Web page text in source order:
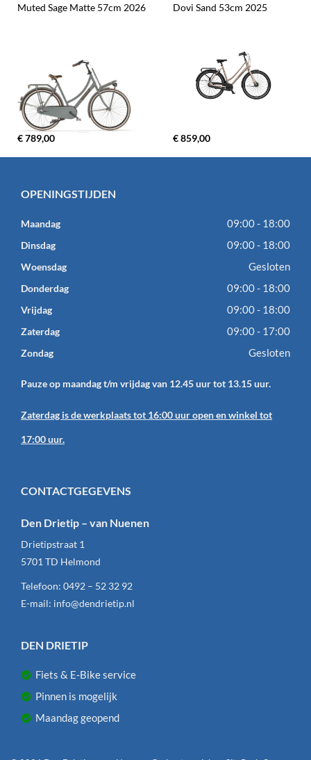
Muted Sage Matte 57cm 2026
€ 789,00
Dovi Sand 53cm 2025
€ 859,00
OPENINGSTIJDEN
Maandag 09:00 - 18:00
Dinsdag 09:00 - 18:00
Woensdag Gesloten
Donderdag 09:00 - 18:00
Vrijdag 09:00 - 18:00
Zaterdag 09:00 - 17:00
Zondag Gesloten
Pauze op maandag t/m vrijdag van 12.45 uur tot 13.15 uur.
Zaterdag is de werkplaats tot 16:00 uur open en winkel tot
17:00 uur.
CONTACTGEGEVENS
Den Drietip – van Nuenen
Drietipstraat 1
5701 TD Helmond
Telefoon: 0492 – 52 32 92
E-mail: info@dendrietip.nl
DEN DRIETIP
Fiets & E-Bike service
Pinnen is mogelijk
Maandag geopend